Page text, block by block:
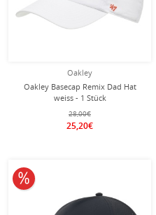
Oakley
Oakley Basecap Remix Dad Hat
weiss - 1 Stück
28,00€
25,20€
10% reduziert